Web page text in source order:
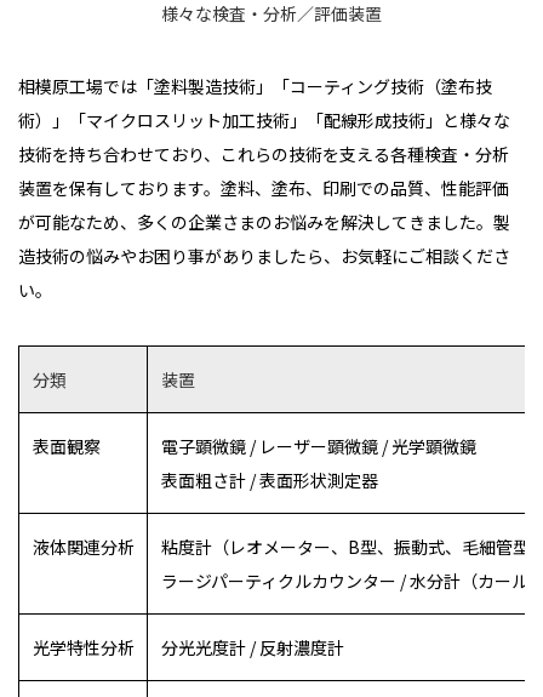
様々な検査・分析／評価装置
相模原工場では「塗料製造技術」「コーティング技術（塗布技
術）」「マイクロスリット加工技術」「配線形成技術」と様々な
技術を持ち合わせており、これらの技術を支える各種検査・分析
装置を保有しております。塗料、塗布、印刷での品質、性能評価
が可能なため、多くの企業さまのお悩みを解決してきました。製
造技術の悩みやお困り事がありましたら、お気軽にご相談くださ
い。
分類 装置
表面観察
電子顕微鏡 / レーザー顕微鏡 / 光学顕微鏡
表面粗さ計 / 表面形状測定器
液体関連分析
粘度計（レオメーター、B型、振動式、毛細管型
ラージパーティクルカウンター / 水分計（カール
光学特性分析 分光光度計 / 反射濃度計